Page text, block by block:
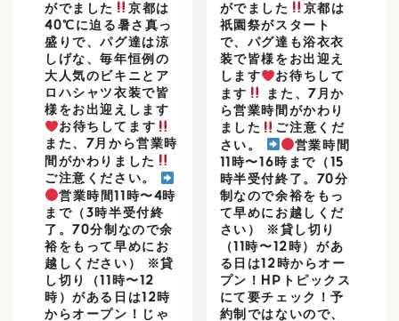
がでました
京都は
40℃に迫る暑さ真っ
盛りで、パグ達は涼
しげな、毎年恒例の
大人気のビキニとア
ロハシャツ衣装で皆
様をお出迎えします
お待ちしてます
また、7月から営業時
間がかわりました
ご注意ください。
営業時間11時〜4時
まで（3時半受付終
了。70分制なので余
裕をもって早めにお
越しください） ※貸
し切り（11時〜12
時）がある日は12時
からオープン！じゃ
がでました
京都は
祇園祭がスタート
で、パグ達も浴衣衣
装で皆様をお出迎え
します
お待ちして
ます
また、7月か
ら営業時間がかわり
ました
ご注意くだ
さい。
営業時間
11時〜16時まで（15
時半受付終了。70分
制なので余裕をもっ
て早めにお越しくだ
さい） ※貸し切り
（11時〜12時）があ
る日は12時からオー
プン！HPトピックス
にて要チェック！予
約制ではないので、